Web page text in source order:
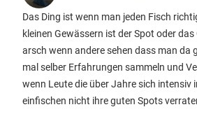
Das Ding ist wenn man jeden Fisch
kleinen Gewässern ist der Spot oder
arsch wenn andere sehen dass man da
mal selber Erfahrungen sammeln und
wenn Leute die über Jahre sich intensiv
einfischen nicht ihre guten Spots